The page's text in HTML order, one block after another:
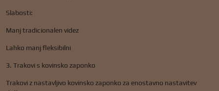
Slabosti:
Manj tradicionalen videz
Lahko manj fleksibilni
3. Trakovi s kovinsko zaponko
Trakovi z nastavljivo kovinsko zaponko za enostavno nastavitev